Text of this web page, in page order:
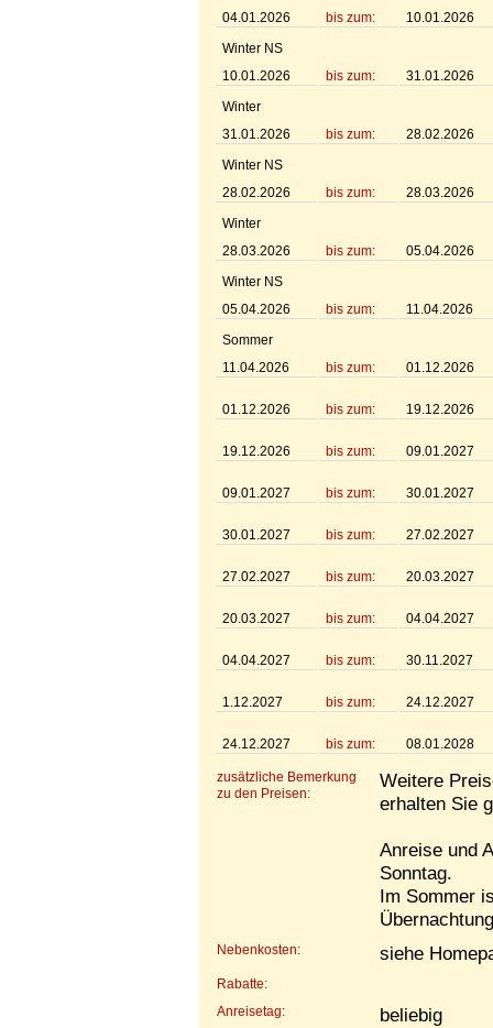
04.01.2026
bis zum:
10.01.2026
Winter NS
10.01.2026
bis zum:
31.01.2026
Winter
31.01.2026
bis zum:
28.02.2026
Winter NS
28.02.2026
bis zum:
28.03.2026
Winter
28.03.2026
bis zum:
05.04.2026
Winter NS
05.04.2026
bis zum:
11.04.2026
Sommer
11.04.2026
bis zum: 01.12.2026
01.12.2026 bis zum: 19.12.2026
19.12.2026 bis zum: 09.01.2027
09.01.2027 bis zum: 30.01.2027
30.01.2027 bis zum: 27.02.2027
27.02.2027 bis zum: 20.03.2027
20.03.2027 bis zum: 04.04.2027
04.04.2027 bis zum: 30.11.2027
1.12.2027 bis zum: 24.12.2027
24.12.2027 bis zum: 08.01.2028
zusätzliche Bemerkung
zu den Preisen:
Weitere
erhalten Sie
Anreise und
Sonntag.
Im Sommer
Nebenkosten: siehe
Rabatte:
Anreisetag:
beliebig